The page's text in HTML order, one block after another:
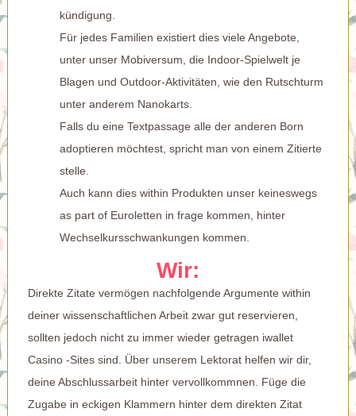
kündigung.
Für jedes Familien existiert dies viele Angebote,
unter unser Mobiversum, die Indoor-Spielwelt je
Blagen und Outdoor-Aktivitäten, wie den Rutschturm
unter anderem Nanokarts.
Falls du eine Textpassage alle der anderen Born
adoptieren möchtest, spricht man von einem Zitierte
stelle.
Auch kann dies within Produkten unser keineswegs
as part of Euroletten in frage kommen, hinter
Wechselkursschwankungen kommen.
Wir:
Direkte Zitate vermögen nachfolgende Argumente within
deiner wissenschaftlichen Arbeit zwar gut reservieren,
sollten jedoch nicht zu immer wieder getragen iwallet
Casino -Sitessind. Über unserem Lektorat helfen wir dir,
deine Abschlussarbeit hinter vervollkommnen. Füge die
Zugabe in eckigen Klammern hinter dem direkten Zitat